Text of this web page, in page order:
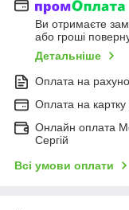
Ви отримаєте
або гроші
Детальніше
Оплата на
Оплата на
Онлайн оплата
Сергій
Всі умови оплати